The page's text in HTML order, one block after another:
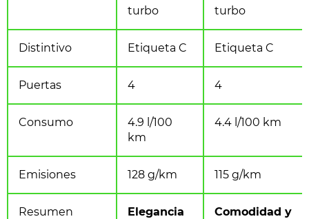
turbo
turbo
Distintivo Etiqueta C Etiqueta C
Puertas 4 4
Consumo
4.9 l/100
km
4.4 l/100 km
Emisiones 128 g/km 115 g/km
Resumen
Elegancia
Comodidad y